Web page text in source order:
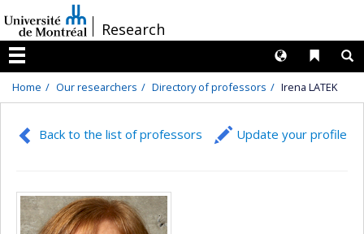
au
contenu
/Research
Menu
Liens
Langues
Home Our researchers Directory of professors Irena LATEK
Back to the list of professors Update your profile